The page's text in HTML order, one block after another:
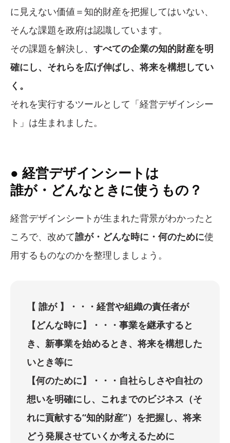
に見えない価値＝知的財産を把握してはいない、
そんな課題を政府は認識しています。
その課題を解決し、 すべての企業の知的財産を明
確にし、それらを広げ伸ばし、将来を構想してい
く。
それを実行するツールとして「経営デザインシー
ト」は生まれました。
● 経営デザインシートは
誰が・どんなときに使うもの？
経営デザインシートが生まれた背景がわかったと
ころで、改めて誰が・どんな時に・何のために使
用するものなのかを整理しましょう。
【 誰が 】・・・経営や組織の責任者が
【どんな時に】・・・事業を継承すると
き、新事業を始めるとき、将来を構想した
いとき等に
【何のために】・・・自社らしさや自社の
想いを明確にし、これまでのビジネス（そ
れに貢献する“知的財産”）を把握し、将来
どう発展させていくか考えるために